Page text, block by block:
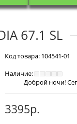
67.1 SL
Код товара: 104541-01
Наличие:
3395р.